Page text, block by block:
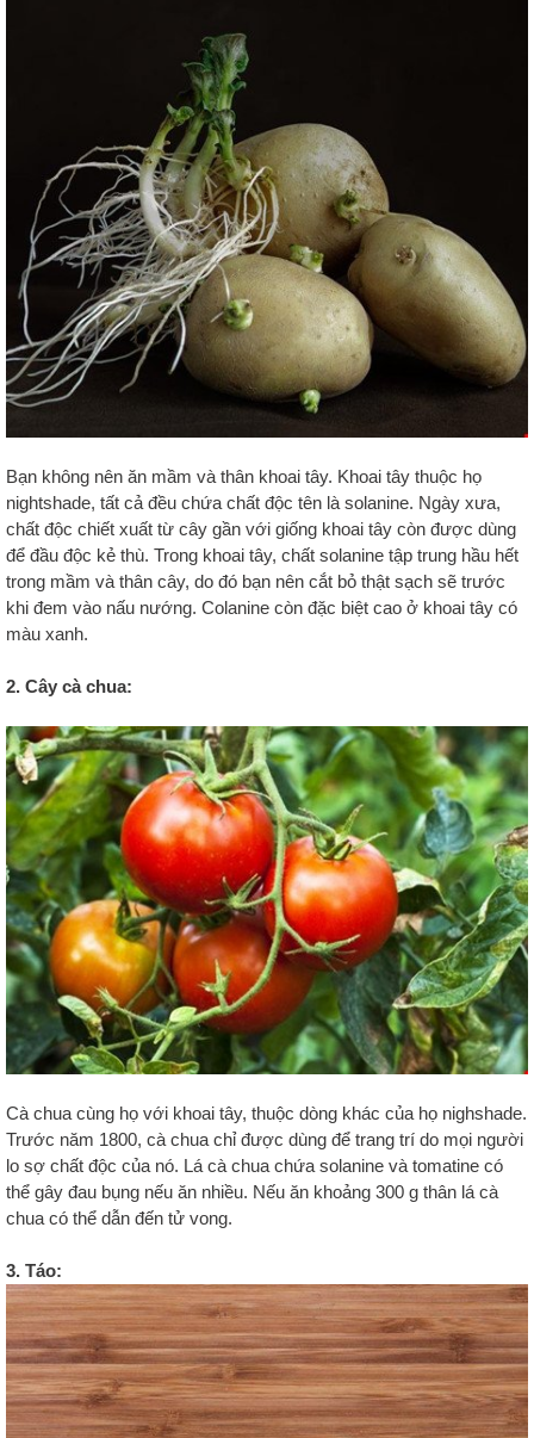
Bạn không nên ăn mầm và thân khoai tây. Khoai tây thuộc họ
nightshade, tất cả đều chứa chất độc tên là solanine. Ngày xưa,
chất độc chiết xuất từ cây gần với giống khoai tây còn được dùng
để đầu độc kẻ thù. Trong khoai tây, chất solanine tập trung hầu hết
trong mầm và thân cây, do đó bạn nên cắt bỏ thật sạch sẽ trước
khi đem vào nấu nướng. Colanine còn đặc biệt cao ở khoai tây có
màu xanh.
2. Cây cà chua:
Cà chua cùng họ với khoai tây, thuộc dòng khác của họ nighshade.
Trước năm 1800, cà chua chỉ được dùng để trang trí do mọi người
lo sợ chất độc của nó. Lá cà chua chứa solanine và tomatine có
thể gây đau bụng nếu ăn nhiều. Nếu ăn khoảng 300 g thân lá cà
chua có thể dẫn đến tử vong.
3. Táo: